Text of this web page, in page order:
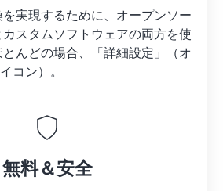
実現するために、オープンソー
スタムソフトウェアの両方を使
んどの場合、「詳細設定」（オ
コン）。
無料＆安全